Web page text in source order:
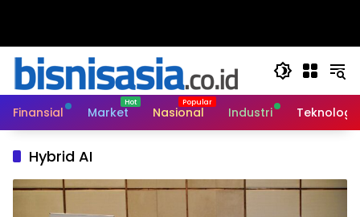
Finansial Market Nasional Industri Teknologi
Hybrid AI